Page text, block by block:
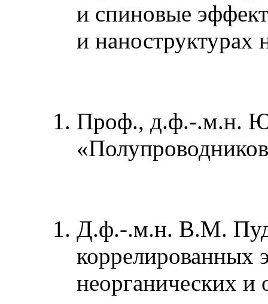
и спиновые
и наноструктурах
Проф., д.ф.-.м.н.
Д.ф.-.м.н. В.М.
коррелированных
неорганических и